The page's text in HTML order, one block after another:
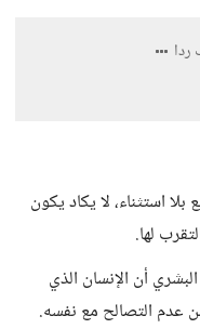
استثناء، لا يكاد يكون
لها.
أن الإنسان الذي
عدم التصالح مع نفسه.